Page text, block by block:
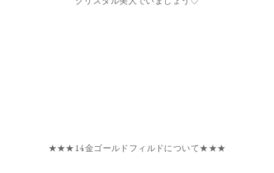
★★★14金ゴールドフィルドについて★★★